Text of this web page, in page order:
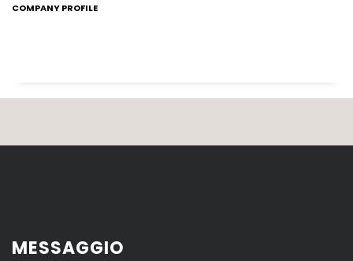
COMPANY PROFILE
MESSAGGIO